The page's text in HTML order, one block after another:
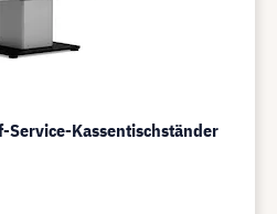
Service-Kassentischständer